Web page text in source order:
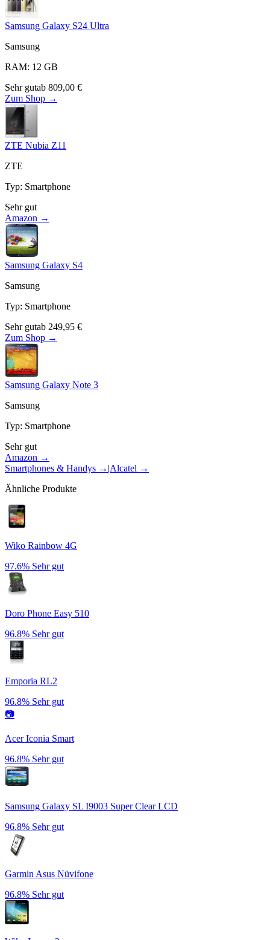
Samsung Galaxy S24 Ultra
Samsung
RAM: 12 GB
Sehr gutab 809,00 €
Zum Shop →
ZTE Nubia Z11
ZTE
Typ: Smartphone
Sehr gut
Amazon →
Samsung Galaxy S4
Samsung
Typ: Smartphone
Sehr gutab 249,95 €
Zum Shop →
Samsung Galaxy Note 3
Samsung
Typ: Smartphone
Sehr gut
Amazon →
Smartphones & Handys → |Alcatel →
Ähnliche Produkte
Wiko Rainbow 4G
97.6% Sehr gut
Doro Phone Easy 510
96.8% Sehr gut
Emporia RL2
96.8% Sehr gut
📷
Acer Iconia Smart
96.8% Sehr gut
Samsung Galaxy SL I9003 Super Clear LCD
96.8% Sehr gut
Garmin Asus Nüvifone
96.8% Sehr gut